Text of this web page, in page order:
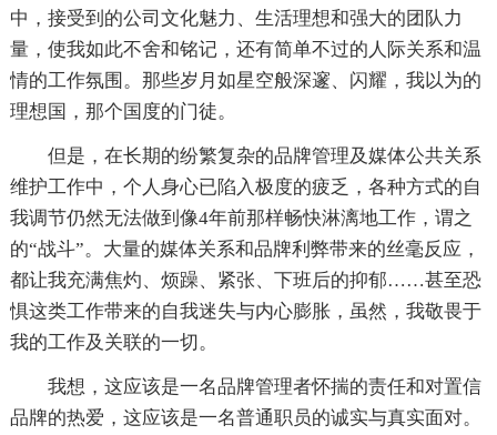
中，接受到的公司文化魅力、生活理想和强大的团队力
量，使我如此不舍和铭记，还有简单不过的人际关系和温
情的工作氛围。那些岁月如星空般深邃、闪耀，我以为的
理想国，那个国度的门徒。
但是，在长期的纷繁复杂的品牌管理及媒体公共关系
维护工作中，个人身心已陷入极度的疲乏，各种方式的自
我调节仍然无法做到像4年前那样畅快淋漓地工作，谓之
的“战斗”。大量的媒体关系和品牌利弊带来的丝毫反应，
都让我充满焦灼、烦躁、紧张、下班后的抑郁……甚至恐
惧这类工作带来的自我迷失与内心膨胀，虽然，我敬畏于
我的工作及关联的一切。
我想，这应该是一名品牌管理者怀揣的责任和对置信
品牌的热爱，这应该是一名普通职员的诚实与真实面对。